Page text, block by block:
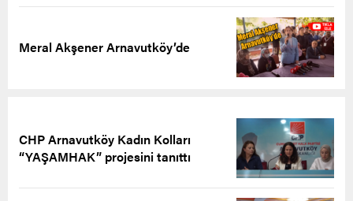
Meral Akşener Arnavutköy’de
CHP Arnavutköy Kadın Kolları
“YAŞAMHAK” projesini tanıttı